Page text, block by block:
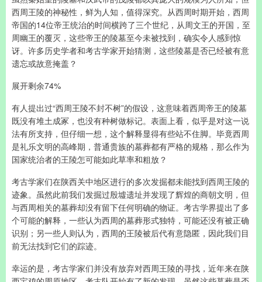
西周王陵的神秘性，鲜为人知，值得深究。从西周时期开始，西周
帝国的14位帝王统治的时间横跨了三个世纪，从周文王的开国，至
周幽王的覆灭，这些帝王的陵墓至今未被找到，确实令人感到惊
讶。许多历史学者和考古学家开始猜测，这些陵墓是否已经被有意
遗忘或故意掩盖？
展开剩余74%
有人提出过“西周王陵不封不树”的假设，这意味着西周帝王的陵墓
既没有堆土成冢，也没有种树做标记。表面上看，似乎是对这一说
法有所支持，但仔细一想，这个解释显得有些站不住脚。毕竟西周
是礼乐文明的高峰期，普通贵族的墓葬都有严格的规格，那么作为
国家统治者的王陵怎可能如此草率和粗放？
考古学家们在陕西关中地区进行的多次发掘都未能找到西周王陵的
迹象。虽然此前我们发掘过殷墟遗址并发现了辉煌的商朝文明，但
与西周相关的墓葬却没有留下任何明确的物证。考古学界提出了多
个可能的解释，一些认为西周的墓葬形式独特，可能还没有被正确
识别；另一些人则认为，西周的王陵被后代有意隐匿，因此我们目
前无法找到它们的踪迹。
幸运的是，考古学家们并没有放弃对西周王陵的寻找，近年来在陕